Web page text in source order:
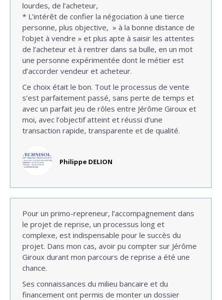
lourdes, de l’acheteur,
* L’intérêt de confier la négociation à une tierce
personne, plus objective, » à la bonne distance de
l’objet à vendre » et plus apte à saisir les attentes
de l’acheteur et à rentrer dans sa bulle, en un mot
une personne expérimentée dont le métier est
d’accorder vendeur et acheteur.
Ce choix était le bon. Tout le processus de vente
s’est parfaitement passé, sans perte de temps et
avec un parfait jeu de rôles entre Jérôme Giroux et
moi, avec l’objectif atteint et réussi d’une
transaction rapide, transparente et de qualité.
Philippe DELION
Pour un primo-repreneur, l’accompagnement dans
le projet de reprise, un processus long et
complexe, est indispensable pour le succès du
projet. Dans mon cas, avoir pu compter sur Jérôme
Giroux durant mon parcours de reprise a été une
chance.
Ses connaissances du milieu bancaire et du
financement ont permis de monter un dossier